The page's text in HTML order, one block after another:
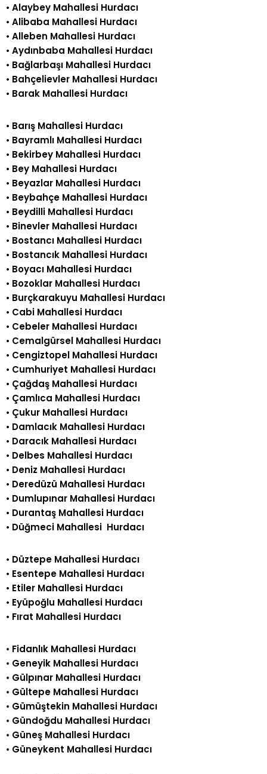
• Alaybey Mahallesi Hurdacı
• Alibaba Mahallesi Hurdacı
• Alleben Mahallesi Hurdacı
• Aydınbaba Mahallesi Hurdacı
• Bağlarbaşı Mahallesi Hurdacı
• Bahçelievler Mahallesi Hurdacı
• Barak Mahallesi Hurdacı
• Barış Mahallesi Hurdacı
• Bayramlı Mahallesi Hurdacı
• Bekirbey Mahallesi Hurdacı
• Bey Mahallesi Hurdacı
• Beyazlar Mahallesi Hurdacı
• Beybahçe Mahallesi Hurdacı
• Beydilli Mahallesi Hurdacı
• Binevler Mahallesi Hurdacı
• Bostancı Mahallesi Hurdacı
• Bostancık Mahallesi Hurdacı
• Boyacı Mahallesi Hurdacı
• Bozoklar Mahallesi Hurdacı
• Burçkarakuyu Mahallesi Hurdacı
• Cabi Mahallesi Hurdacı
• Cebeler Mahallesi Hurdacı
• Cemalgürsel Mahallesi Hurdacı
• Cengiztopel Mahallesi Hurdacı
• Cumhuriyet Mahallesi Hurdacı
• Çağdaş Mahallesi Hurdacı
• Çamlıca Mahallesi Hurdacı
• Çukur Mahallesi Hurdacı
• Damlacık Mahallesi Hurdacı
• Daracık Mahallesi Hurdacı
• Delbes Mahallesi Hurdacı
• Deniz Mahallesi Hurdacı
• Deredüzü Mahallesi Hurdacı
• Dumlupınar Mahallesi Hurdacı
• Durantaş Mahallesi Hurdacı
• Düğmeci Mahallesi Hurdacı
• Düztepe Mahallesi Hurdacı
• Esentepe Mahallesi Hurdacı
• Etiler Mahallesi Hurdacı
• Eyüpoğlu Mahallesi Hurdacı
• Fırat Mahallesi Hurdacı
• Fidanlık Mahallesi Hurdacı
• Geneyik Mahallesi Hurdacı
• Gülpınar Mahallesi Hurdacı
• Gültepe Mahallesi Hurdacı
• Gümüştekin Mahallesi Hurdacı
• Gündoğdu Mahallesi Hurdacı
• Güneş Mahallesi Hurdacı
• Güneykent Mahallesi Hurdacı